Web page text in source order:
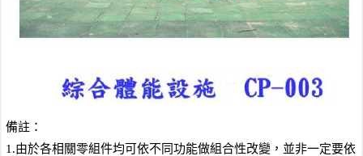
備註：
1.由於各相關零組件均可依不同功能做組合性改變，並非一定要依